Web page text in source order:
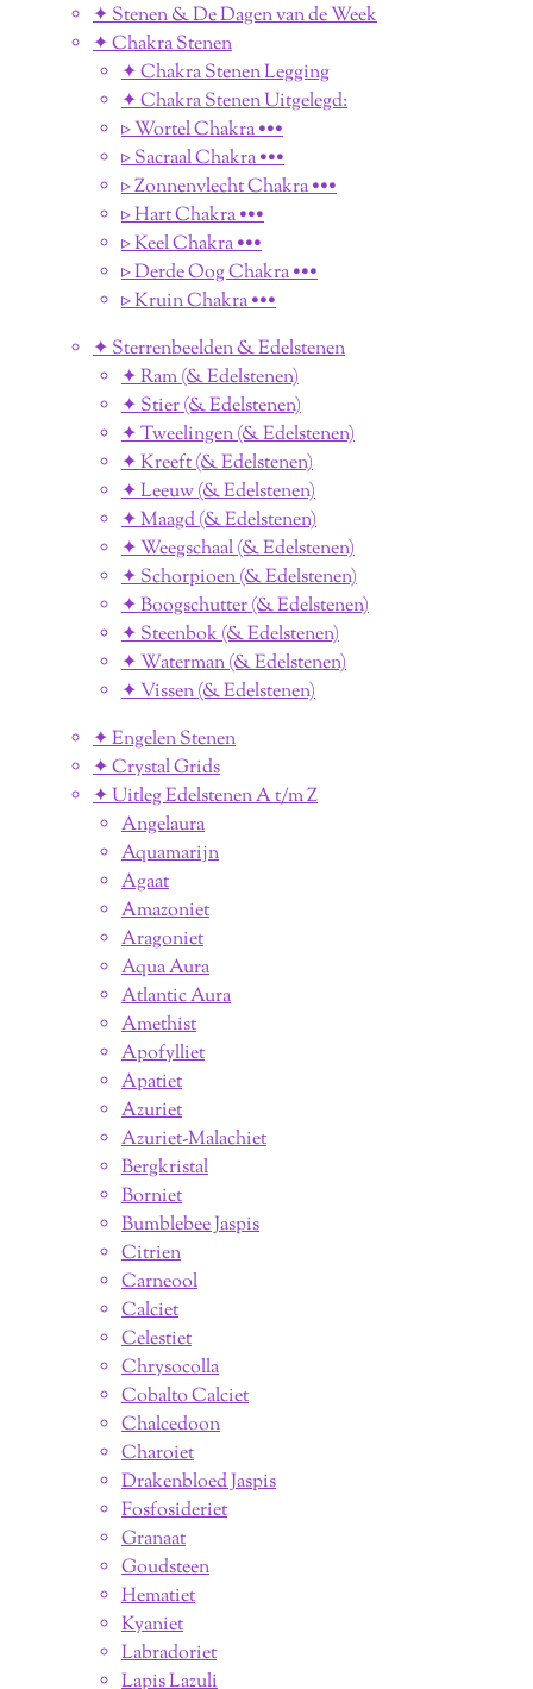
✦ Stenen & De Dagen van de Week
✦ Chakra Stenen
✦ Chakra Stenen Legging
✦ Chakra Stenen Uitgelegd:
▹ Wortel Chakra •••
▹ Sacraal Chakra •••
▹ Zonnenvlecht Chakra •••
▹ Hart Chakra •••
▹ Keel Chakra •••
▹ Derde Oog Chakra •••
▹ Kruin Chakra •••
✦ Sterrenbeelden & Edelstenen
✦ Ram (& Edelstenen)
✦ Stier (& Edelstenen)
✦ Tweelingen (& Edelstenen)
✦ Kreeft (& Edelstenen)
✦ Leeuw (& Edelstenen)
✦ Maagd (& Edelstenen)
✦ Weegschaal (& Edelstenen)
✦ Schorpioen (& Edelstenen)
✦ Boogschutter (& Edelstenen)
✦ Steenbok (& Edelstenen)
✦ Waterman (& Edelstenen)
✦ Vissen (& Edelstenen)
✦ Engelen Stenen
✦ Crystal Grids
✦ Uitleg Edelstenen A t/m Z
Angelaura
Aquamarijn
Agaat
Amazoniet
Aragoniet
Aqua Aura
Atlantic Aura
Amethist
Apofylliet
Apatiet
Azuriet
Azuriet-Malachiet
Bergkristal
Borniet
Bumblebee Jaspis
Citrien
Carneool
Calciet
Celestiet
Chrysocolla
Cobalto Calciet
Chalcedoon
Charoiet
Drakenbloed Jaspis
Fosfosideriet
Granaat
Goudsteen
Hematiet
Kyaniet
Labradoriet
Lapis Lazuli